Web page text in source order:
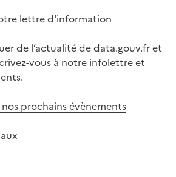
lettre d'information
de l’actualité de data.gouv.fr et
vous à notre infolettre et
prochains évènements